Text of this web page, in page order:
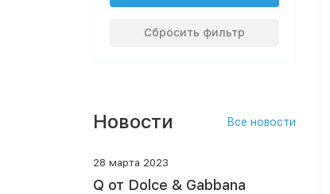
Сбросить фильтр
Новости Все новости
28 марта 2023
Q от Dolce & Gabbana